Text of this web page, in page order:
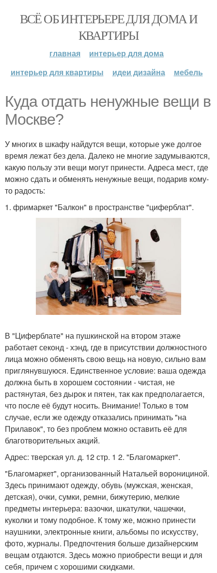
ВСЁ ОБ ИНТЕРЬЕРЕ ДЛЯ ДОМА И
КВАРТИРЫ
главная
интерьер для дома
интерьер для квартиры
идеи дизайна мебель
Куда отдать ненужные вещи в
Москве?
У многих в шкафу найдутся вещи, которые уже долгое
время лежат без дела. Далеко не многие задумываются,
какую пользу эти вещи могут принести. Адреса мест, где
можно сдать и обменять ненужные вещи, подарив кому-
то радость:
1. фримаркет "Балкон" в пространстве "циферблат".
В "Циферблате" на пушкинской на втором этаже
работает секонд - хэнд, где в присутствии должностного
лица можно обменять свою вещь на новую, сильно вам
приглянувшуюся. Единственное условие: ваша одежда
должна быть в хорошем состоянии - чистая, не
растянутая, без дырок и пятен, так как предполагается,
что после её будут носить. Внимание! Только в том
случае, если же одежду отказались принимать "на
Прилавок", то без проблем можно оставить её для
благотворительных акций.
Адрес: тверская ул. д. 12 стр. 1 2. "Благомаркет".
"Благомаркет", организованный Натальей воронициной.
Здесь принимают одежду, обувь (мужская, женская,
детская), очки, сумки, ремни, бижутерию, мелкие
предметы интерьера: вазочки, шкатулки, чашечки,
куколки и тому подобное. К тому же, можно принести
наушники, электронные книги, альбомы по искусству,
фото, журналы. Предпочтения больше дизайнерским
вещам отдаются. Здесь можно приобрести вещи и для
себя, причем с хорошими скидками.